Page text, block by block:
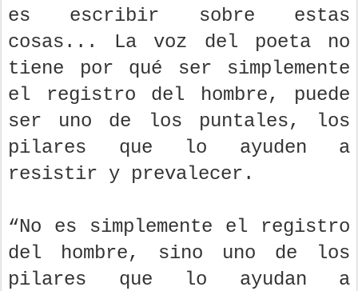
es escribir sobre estas
cosas... La voz del poeta no
tiene por qué ser simplemente
el registro del hombre, puede
ser uno de los puntales, los
pilares que lo ayuden a
resistir y prevalecer.
“No es simplemente el registro
del hombre, sino uno de los
pilares que lo ayudan a